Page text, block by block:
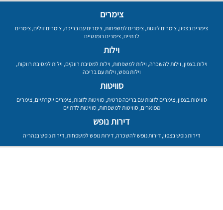
צימרים
צימרים בצפון, צימרים לזוגות, צימרים למשפחות, צימרים עם בריכה, צימרים זולים, צימרים
לדתיים,צימרים רומנטיים
וילות
וילות בצפון, וילות להשכרה, וילות למשפחות, וילות למסיבת רווקים, וילות למסיבת רווקות,
וילות נופש, וילות עם בריכה
סוויטות
סוויטות בצפון,צימרים לזוגות עם בריכה פרטית,סוויטות לזוגות,צימרים יוקרתיים,צימרים
מפוארים,סוויטות למשפחות,סוויטות לדתיים
דירות נופש
דירות נופש בצפון, דירות נופש להשכרה, דירות נופש למשפחות, דירות נופש בנהריה